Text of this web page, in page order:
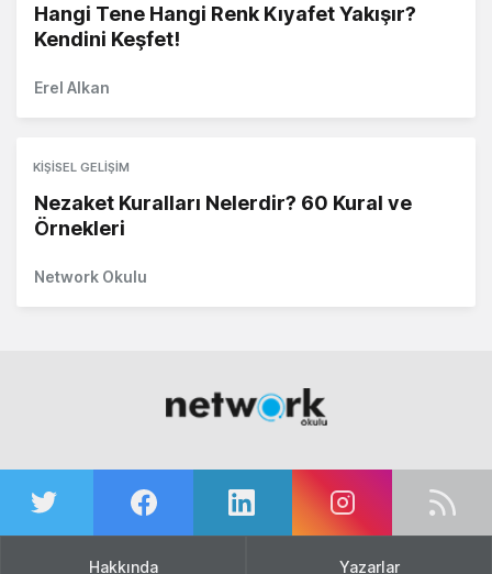
Hangi Tene Hangi Renk Kıyafet Yakışır?
Kendini Keşfet!
Erel Alkan
KIŞISEL GELIŞIM
Nezaket Kuralları Nelerdir? 60 Kural ve
Örnekleri
Network Okulu
Hakkında Yazarlar